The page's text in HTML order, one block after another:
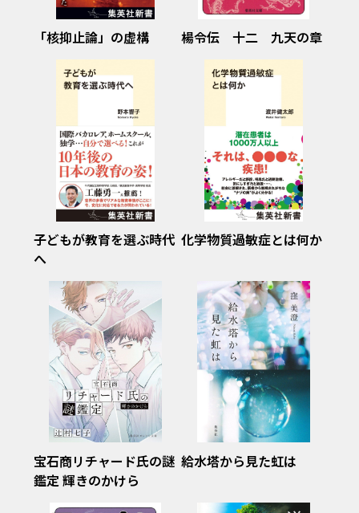
「核抑止論」の虚構 楊令伝 十二 九天の章
子どもが教育を選ぶ時代
へ
化学物質過敏症とは何か
宝石商リチャード氏の謎
鑑定 輝きのかけら
給水塔から見た虹は